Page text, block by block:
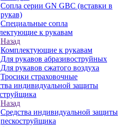
Сопла серии GN GBC (вставки в
рукав)
Специальные сопла
к рукавам
Назад
Комплектующие к рукавам
Для рукавов абразивоструйных
Для рукавов сжатого воздуха
Тросики страховочные
индивидуальной защиты
Назад
Средства индивидуальной защиты
пескоструйщика